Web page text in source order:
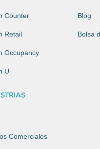
Counter
Retail
Occupancy
U
Comerciales
Blog
Bolsa